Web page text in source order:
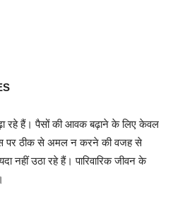
रहे हैं। पैसों की आवक बढ़ाने के लिए केवल
पर ठीक से अमल न करने की वजह से
नहीं उठा रहे हैं। पारिवारिक जीवन के